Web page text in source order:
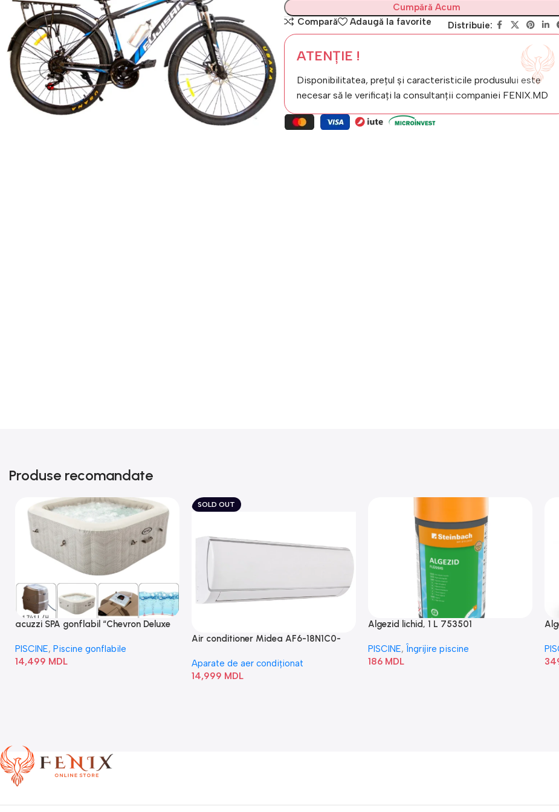
Cumpără Acum
Compară
Adaugă la favorite Distribuie:
ATENȚIE !
Disponibilitatea, prețul și caracteristicile produsului este
necesar să le verificați la consultanții companiei FENIX.MD
Produse recomandate
acuzzi SPA gonflabil “Chevron Deluxe
PISCINE, Piscine gonflabile
14,499 MDL
SOLD OUT
Air conditioner Midea AF6-18N1C0-
Aparate de aer condiționat
14,999 MDL
Algezid lichid, 1 L 753501
PISCINE, Îngrijire piscine
186 MDL